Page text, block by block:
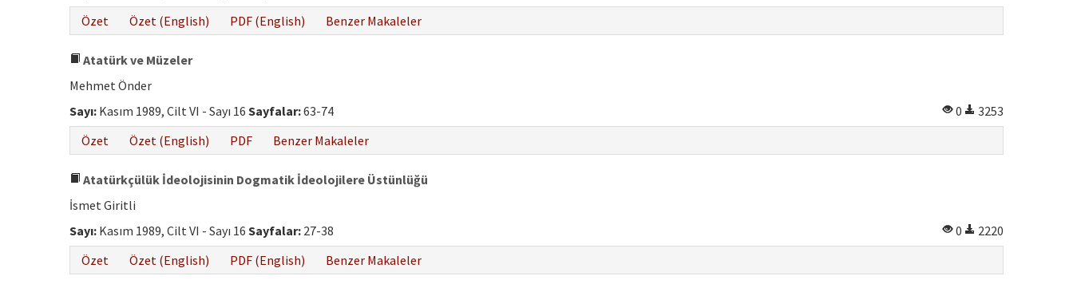
Özet
Özet (English) PDF (English) Benzer Makaleler
Atatürk ve Müzeler
Mehmet Önder
Sayı: Kasım 1989, Cilt VI - Sayı 16 Sayfalar:63-74 0
3253
Özet
Özet (English) PDF Benzer Makaleler
Atatürkçülük İdeolojisinin Dogmatik İdeolojilere Üstünlüğü
İsmet Giritli
Sayı: Kasım 1989, Cilt VI - Sayı 16 Sayfalar: 27-38 0
2220
Özet
Özet (English) PDF (English) Benzer Makaleler